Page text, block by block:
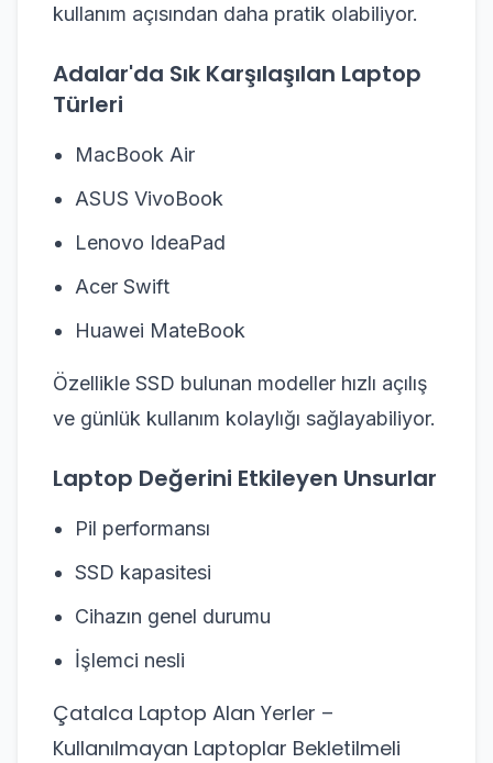
kullanım açısından daha pratik olabiliyor.
Adalar'da Sık Karşılaşılan Laptop
Türleri
MacBook Air
ASUS VivoBook
Lenovo IdeaPad
Acer Swift
Huawei MateBook
Özellikle SSD bulunan modeller hızlı açılış
ve günlük kullanım kolaylığı sağlayabiliyor.
Laptop Değerini Etkileyen Unsurlar
Pil performansı
SSD kapasitesi
Cihazın genel durumu
İşlemci nesli
Çatalca Laptop Alan Yerler –
Kullanılmayan Laptoplar Bekletilmeli